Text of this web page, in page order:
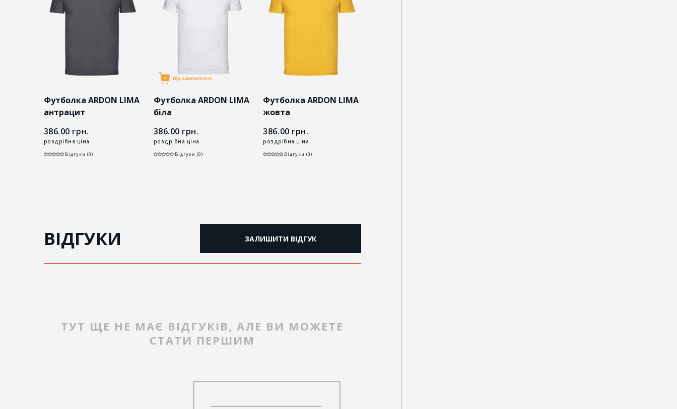
Футболка ARDON LIMA
антрацит
386.00 грн.
роздрібна ціна
Відгуки (0)
Футболка ARDON LIMA
біла
386.00 грн.
роздрібна ціна
Відгуки (0)
Футболка ARDON LIMA
жовта
386.00 грн.
роздрібна ціна
Відгуки (0)
ВІДГУКИ ЗАЛИШИТИ ВІДГУК
ТУТ ЩЕ НЕ МАЄ ВІДГУКІВ, АЛЕ ВИ МОЖЕТЕ
СТАТИ ПЕРШИМ